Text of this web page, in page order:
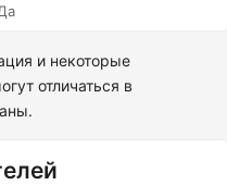
и некоторые
отличаться в